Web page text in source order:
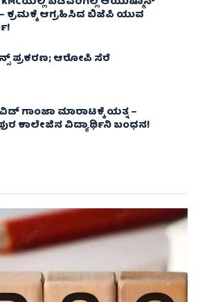
ಕ್ರಮಕ್ಕೆ ಆಗ್ರಹಿಸಿದ ಬಿಜೆಪಿ ಯುವ
ಪ್ರಕರಣ; ಆರೋಪಿ ಸೆರೆ
ಗಾಂಜಾ ಮಾರಾಟಕ್ಕೆ ಯತ್ನ –
ಕಾಲೇಜಿನ ವಿದ್ಯಾರ್ಥಿನಿ ಬಂಧನ!